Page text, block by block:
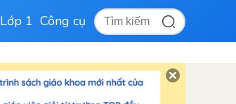
Lớp 1 Công cụ